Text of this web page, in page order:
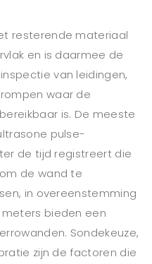
resterende materiaal
en is daarmee de
van leidingen,
waar de
is. De meeste
pulse-
de tijd registreert die
de wand te
in overeenstemming
meters bieden een
Sondekeuze,
zijn de factoren die